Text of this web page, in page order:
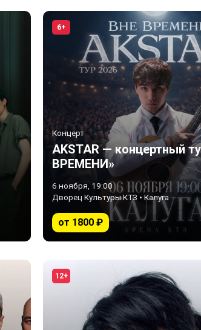
6+
Концерт
AKSTAR — концертный
ВРЕМЕНИ»
6 ноября, 19:00
Дворец Культуры КТЗ • Калуга
от 1800 ₽
12+